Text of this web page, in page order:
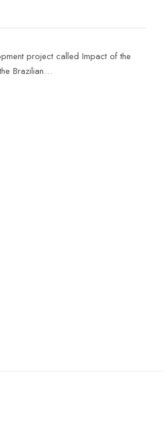
project called Impact of the
Brazilian…